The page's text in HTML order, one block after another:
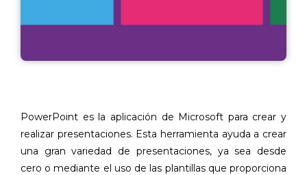
PowerPoint es la aplicación de Microsoft para crear y
realizar presentaciones. Esta herramienta ayuda a crear
una gran variedad de presentaciones, ya sea desde
cero o mediante el uso de las plantillas que proporciona